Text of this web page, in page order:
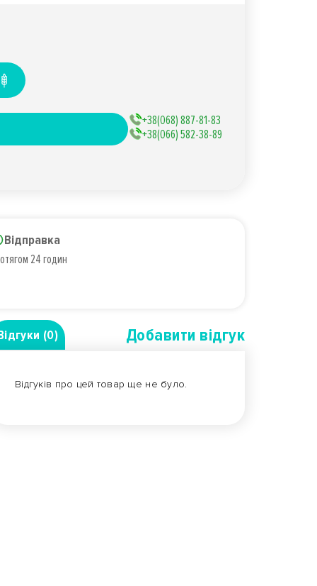
+38(068) 887-81-83
+38(066) 582-38-89
Відправка
24 годин
(0) Добавити вiдгук
Відгуків про цей товар ще не було.